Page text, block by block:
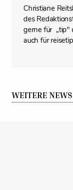
Christiane
des
gerne für „tip"
auch für
WEITERE NEWS